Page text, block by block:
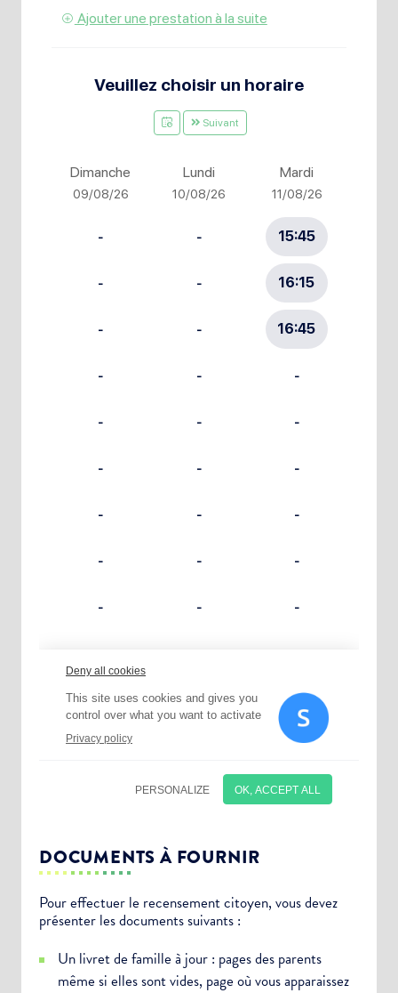
DOCUMENTS À FOURNIR
Pour effectuer le recensement citoyen, vous devez
présenter les documents suivants :
Un livret de famille à jour : pages des parents
même si elles sont vides, page où vous apparaissez
Choisissez votre abonnement :
Alertes Mail